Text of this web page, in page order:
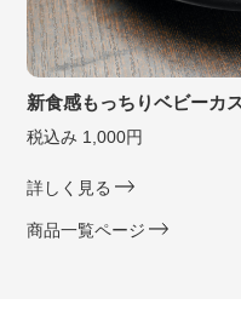
新食感もっちりベビーカ
税込み 1,000円
詳しく見る
商品一覧ページ